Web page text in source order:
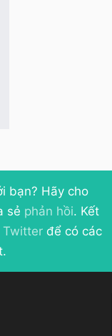
bạn? Hãy cho
sẻ phản hồi. Kết
Twitter để có các